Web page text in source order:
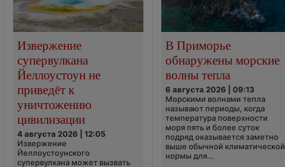
Извержение
супервулкана
Йеллоустоун не
приведёт к
уничтожению
цивилизации
4 августа 2026 | 12:05
Извержение
Йеллоустоунского
супервулкана может вызвать
В Приморье
обнаружены морские
волны тепла
6 августа 2026 | 09:13
Морскими волнами тепла
называют периоды, когда
температура поверхности
моря пять и более суток
подряд оказывается заметно
выше обычной климатической
нормы для...